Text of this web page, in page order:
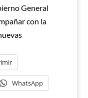
General
con la
WhatsApp